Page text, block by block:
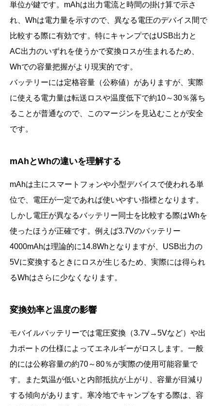
単位が鍵です。mAhは出力電流と時間の掛け算で示さ
れ、Whは電力量を示すので、異なる電圧のデバイス間で
比較する際に有効です。特にキャンプではUSB出力と
AC出力のいずれを使うかで変換ロスが生まれるため、
Whでの容量把握がより現実的です。
バッテリーには定格容量（公称値）がありますが、実際
に使える電力量は転送ロスや温度低下で約10～30％落ち
ることが普通なので、このマージンを見込むことが安全
です。
mAhとWhの違いを理解する
mAhは主にスマートフォンや小型デバイスで使われる単
位で、電圧が一定であれば使いやすい指標となります。
しかし電圧が異なるバッテリー同士を比較する際はWhを
使ったほうが正確です。例えば3.7Vのバッテリー
4000mAhは理論的に14.8Whとなりますが、USB出力の
5Vに変換するときにロスが生じるため、実際には得られ
るWhはさらに少なくなります。
変換効率と温度の影響
モバイルバッテリーでは電圧変換（3.7V→5Vなど）や出
力ポートの仕様によってエネルギーがロスします。一般
的には公称容量の約70～80％が実際の使用可能容量で
す。また気温が低いと内部抵抗が上がり、容量が目減り
する傾向があります。寒冷地でキャンプをする際は、容